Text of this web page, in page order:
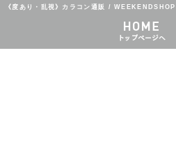
《度あり・乱視》カラコン通販 /